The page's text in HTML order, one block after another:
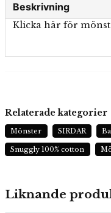
Beskrivning
Klicka här för
Liknande
Relaterade kategorier
Mönster SIRDAR
Snuggly 100% cotton